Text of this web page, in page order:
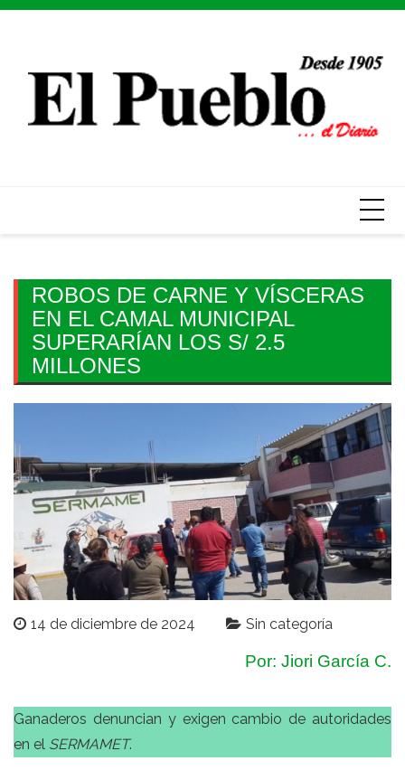
Skip
ROBOS DE CARNE Y VÍSCERAS
EN EL CAMAL MUNICIPAL
SUPERARÍAN LOS S/ 2.5
MILLONES
14 de diciembre de 2024 Sin categoría
Por: Jiori García C.
Ganaderos denuncian y exigen cambio de autoridades
en el SERMAMET.